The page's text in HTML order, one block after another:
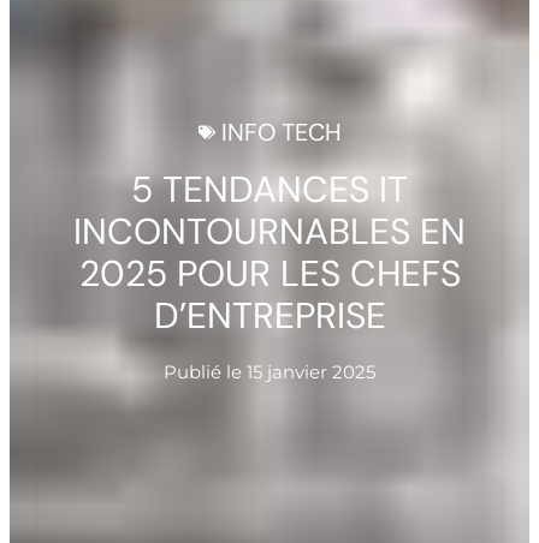
INFO TECH
5 TENDANCES IT
INCONTOURNABLES EN
2025 POUR LES CHEFS
D’ENTREPRISE
Publié le 15 janvier 2025